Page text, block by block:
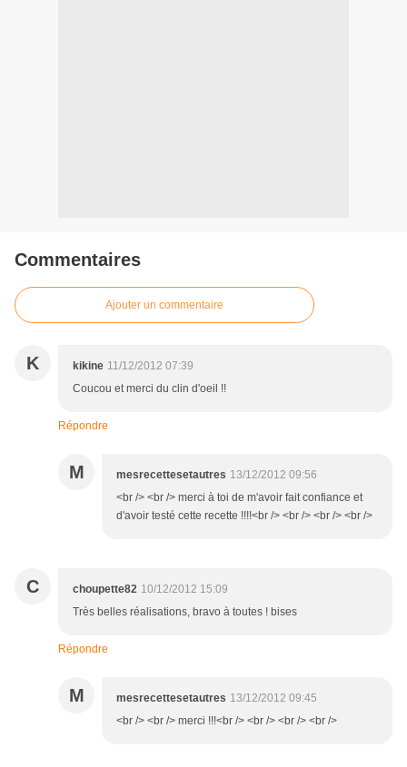
Commentaires
Ajouter un commentaire
K kikine 11/12/2012 07:39
Coucou et merci du clin d'oeil !!
Répondre
M mesrecettesetautres 13/12/2012 09:56
<br /> <br /> merci à toi de m'avoir fait confiance et
d'avoir testé cette recette !!!!<br /> <br /> <br /> <br />
C choupette82 10/12/2012 15:09
Très belles réalisations, bravo à toutes ! bises
Répondre
M mesrecettesetautres 13/12/2012 09:45
<br /> <br /> merci !!!<br /> <br /> <br /> <br />